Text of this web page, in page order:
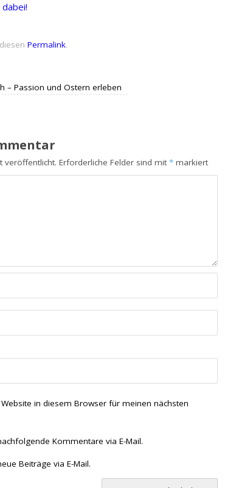
Permalink.
– Passion und Ostern erleben
veröffentlicht. Erforderliche Felder sind mit * markiert
in diesem Browser für meinen nächsten
Kommentare via E-Mail.
Beiträge via E-Mail.